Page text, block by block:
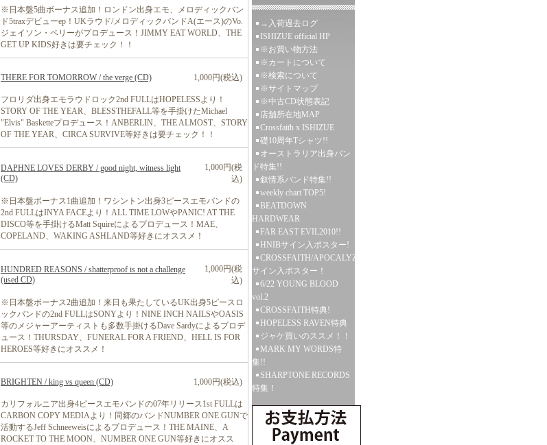
※日本盤5曲ボーナス追加！ロンドン出身エモ、メロディックバン
ド5traxデビューep！UKラウド/メロディックバンドA(エース)のVo.
ジェイソン・ペリーがプロデュース！JIMMY EAT WORLD、THE
GET UP KIDS好きは要チェック！！
THERE FOR TOMORROW / the verge (CD) 1,000円(税込)
フロリダ出身エモラウドロック2nd FULLはHOPELESSより！
STORY OF THE YEAR、BLESSTHEFALL等を手掛けたMichael
"Elvis" Basketteプロデュース！ANBERLIN、THE ALMOST、STORY
OF THE YEAR、CIRCA SURVIVE等好きは要チェック！！
DAPHNE LOVES DERBY / good night, witness light
(CD)
1,000円(税
込)
※日本盤ボーナス1曲追加！ワシントン出身3ピースエモバンドの
2nd FULLはINYA FACEより！ALL TIME LOWやPANIC! AT THE
DISCO等を手掛けるMatt Squireによるプロデュース！MAE、
COPELAND、WAKING ASHLAND等好きにオススメ！
HUNDRED REASONS / shatterproof is not a challenge
(used CD)
1,000円(税
込)
※日本盤ボーナス2曲追加！来日も果たしているUK出身5ピースロ
ックバンドの2nd FULLはSONYより！NINE INCH NAILSやOASIS
等のメジャーアーティストも多数手掛けるDave Sardyによるプロデ
ュース！THURSDAY、FUNERAL FOR A FRIEND、HELL IS FOR
HEROES等好きにオススメ！
BRIGHTEN / king vs queen (CD) 1,000円(税込)
カリフォルニア出身4ピースエモバンドの07年リリース1st FULLは
CARBON COPY MEDIAより！同郷のバンドNUMBER ONE GUNで
活動するJeff Schneeweisによるプロデュース！THE MAINE、A
ROCKET TO THE MOON、NUMBER ONE GUN等好きにオスス
→入荷過去ログ
ISHIZUE official HP
※お買い物方法
※カートについて
※検索について
※サイトマップ
※中古CD状態表記
店舗所在地MAP
Crossfaith x ISHIZUE
礎10周年Tシャツ!!
オーストラリア出身バン
ド特集!!
叙情系バンド特集!!
weekly chart TOP5!
BEATDOWN
HARDWEAR
FAR EAST EVIL2010!!
HNIBサイン入ポスター!
CROSSFAITH/APOCALYZE
サイン入ポスター！
6/22 YOUNG BLOOD
vol.2
CROSSFAITH特典!
HOPELESS RAVEN特典
ジャケ買いのススメ！！
MARK MY WORDS特
集!!
SHARPTONE RECORDS
特集！